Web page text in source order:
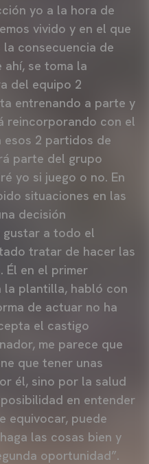
yo a la hora de
vivido y en el que
consecuencia de
se toma la
del equipo 2
entrenando a parte y
reincorporando con el
esos 2 partidos de
parte del grupo
yo si juego o no. En
situaciones en las
decisión
gustar a todo el
tratar de hacer las
Él en el primer
la plantilla, habló con
de actuar no ha
el castigo
me parece que
que tener unas
él, sino por la salud
en entender
equivocar, puede
las cosas bien y
oportunidad”.